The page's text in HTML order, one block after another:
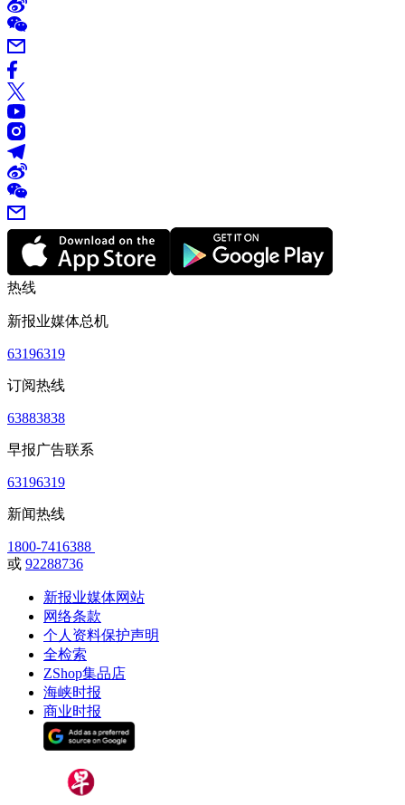
热线
新报业媒体总机
63196319
订阅热线
63883838
早报广告联系
63196319
新闻热线
1800-7416388
或 92288736
新报业媒体网站
网络条款
个人资料保护声明
全检索
ZShop集品店
海峡时报
商业时报